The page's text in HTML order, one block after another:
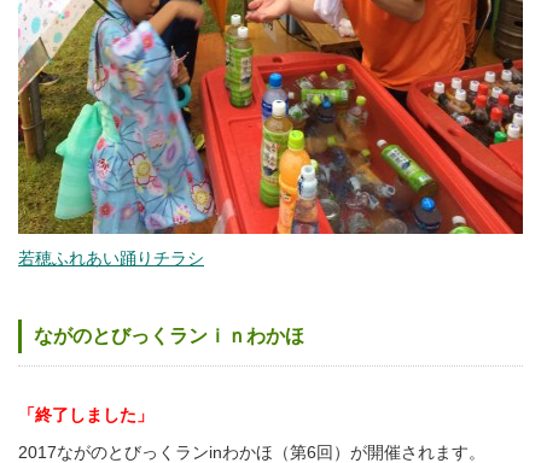
若穂ふれあい踊りチラシ
ながのとびっくランｉｎわかほ
「終了しました」
2017ながのとびっくランinわかほ（第6回）が開催されます。